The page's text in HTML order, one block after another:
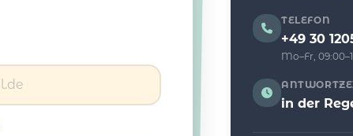
TELEFON
+49 30
Mo–Fr,
in der